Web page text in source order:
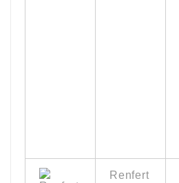
Renfert